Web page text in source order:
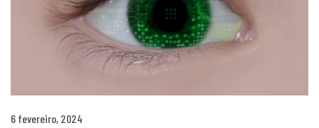
6 fevereiro, 2024